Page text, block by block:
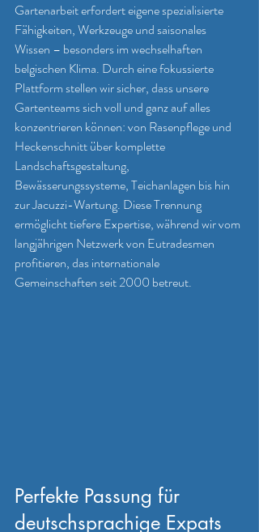
Gartenarbeit erfordert eigene spezialisierte
Fähigkeiten, Werkzeuge und saisonales
Wissen – besonders im wechselhaften
belgischen Klima. Durch eine fokussierte
Plattform stellen wir sicher, dass unsere
Gartenteams sich voll und ganz auf alles
konzentrieren können: von Rasenpflege und
Heckenschnitt über komplette
Landschaftsgestaltung,
Bewässerungssysteme, Teichanlagen bis hin
zur Jacuzzi-Wartung. Diese Trennung
ermöglicht tiefere Expertise, während wir vom
langjährigen Netzwerk von Eutradesmen
profitieren, das internationale
Gemeinschaften seit 2000 betreut.
Perfekte Passung für
deutschsprachige Expats